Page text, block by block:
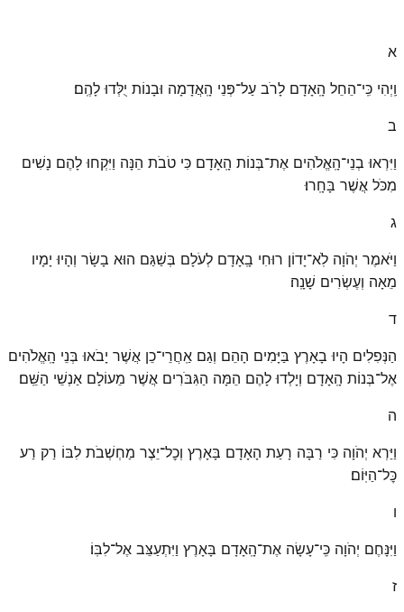
א
וַֽיְהִי כִּֽי־הֵחֵל הָֽאָדָם לָרֹב עַל־פְּנֵי הָֽאֲדָמָה וּבָנוֹת יֻלְּדוּ לָהֶֽם׃
ב
וַיִּרְאוּ בְנֵי־הָֽאֱלֹהִים אֶת־בְּנוֹת הָֽאָדָם כִּי טֹבֹת הֵנָּה וַיִּקְחוּ לָהֶם נָשִׁים
מִכֹּל אֲשֶׁר בָּחָֽרוּ׃
ג
וַיֹּאמֶר יְהֹוָה לֹֽא־יָדוֹן רוּחִי בָֽאָדָם לְעֹלָם בְּשַׁגַּם הוּא בָשָׂר וְהָיוּ יָמָיו
מֵאָה וְעֶשְׂרִים שָׁנָֽה׃
ד
הַנְּפִלִים הָיוּ בָאָרֶץ בַּיָּמִים הָהֵם וְגַם אַֽחֲרֵי־כֵן אֲשֶׁר יָבֹאוּ בְּנֵי הָֽאֱלֹהִים
אֶל־בְּנוֹת הָֽאָדָם וְיָלְדוּ לָהֶם הֵמָּה הַגִּבֹּרִים אֲשֶׁר מֵעוֹלָם אַנְשֵׁי הַשֵּֽׁם׃
ה
וַיַּרְא יְהֹוָה כִּי רַבָּה רָעַת הָאָדָם בָּאָרֶץ וְכׇל־יֵצֶר מַחְשְׁבֹת לִבּוֹ רַק רַע
כׇּל־הַיּֽוֹם׃
ו
וַיִּנָּחֶם יְהֹוָה כִּֽי־עָשָׂה אֶת־הָֽאָדָם בָּאָרֶץ וַיִּתְעַצֵּב אֶל־לִבּֽוֹ׃
ז